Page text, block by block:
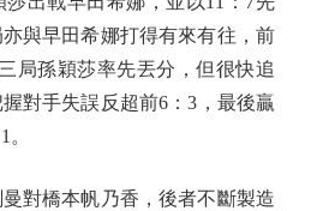
與早田希娜打得有來有往，前
局孫穎莎率先丟分，但很快追
對手失誤反超前6：3，最後贏
橋本帆乃香，後者不斷製造